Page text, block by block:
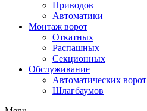
Приводов
Автоматики
Монтаж ворот
Откатных
Распашных
Секционных
Обслуживание
Автоматических ворот
Шлагбаумов